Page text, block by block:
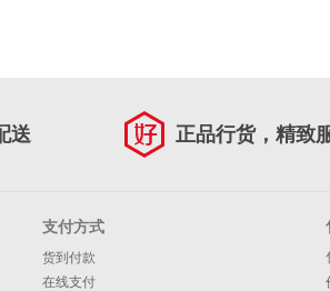
送 正品行货，精致
支付方式
货到付款
在线支付